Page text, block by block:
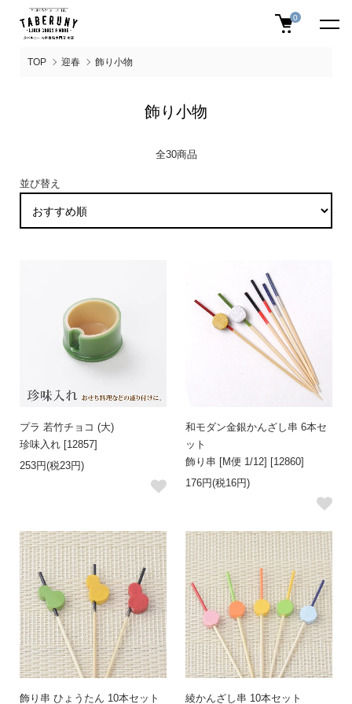
0
TOP 迎春 飾り小物
飾り小物
全30商品
並び替え
プラ 若竹チョコ (大)
珍味入れ [12857]
253円(税23円)
和モダン金銀かんざし串 6本セ
ット
飾り串 [M便 1/12] [12860]
176円(税16円)
飾り串 ひょうたん 10本セット 綾かんざし串 10本セット